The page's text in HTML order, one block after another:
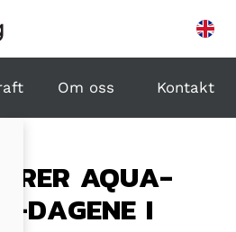
Om oss Kontakt
AQUA-
DAGENE I